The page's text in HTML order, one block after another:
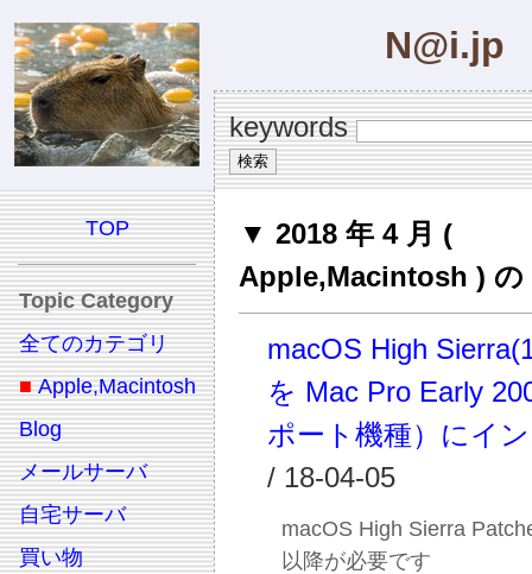
N@i.jp
keywords
TOP
Topic Category
全てのカテゴリ
■ Apple,Macintosh
Blog
メールサーバ
自宅サーバ
買い物
▼ 2018 年 4 月 (
Apple,Macintosh ) の
macOS High
を Mac Pro Early
ポート機種）にイ
/ 18-04-05
macOS High Sierra
以降が必要です